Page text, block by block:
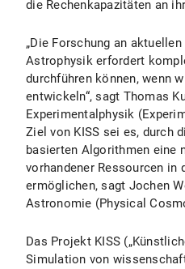
die Rechenkapazitäten an
„Die Forschung an
Astrophysik erfordert
durchführen können, wenn
entwickeln“, sagt Thomas
Experimentalphysik
Ziel von KISS sei es, durch
basierten Algorithmen eine
vorhandener Ressourcen in
ermöglichen, sagt Jochen
Astronomie (Physical
Das Projekt KISS
Simulation von